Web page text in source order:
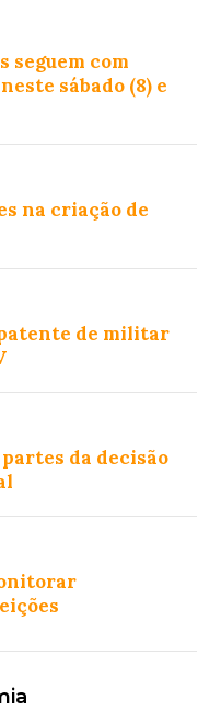
seguem com
sábado (8) e
na criação de
de militar
da decisão